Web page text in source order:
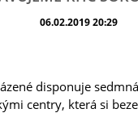
06.02.2019 20:29
disponuje
centry, která si